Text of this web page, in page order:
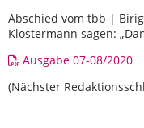
Abschied vom tbb |
Klostermann sagen:
Ausgabe 07-08/2020
(Nächster